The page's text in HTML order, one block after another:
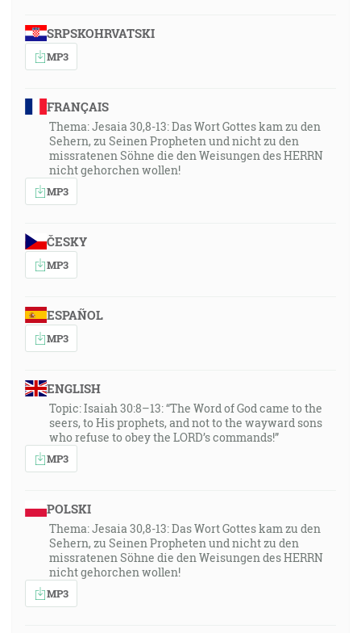
SRPSKOHRVATSKI
MP3
FRANÇAIS
Thema: Jesaia 30,8-13: Das Wort Gottes kam zu den
Sehern, zu Seinen Propheten und nicht zu den
missratenen Söhne die den Weisungen des HERRN
nicht gehorchen wollen!
MP3
ČESKY
MP3
ESPAÑOL
MP3
ENGLISH
Topic: Isaiah 30:8–13: “The Word of God came to the
seers, to His prophets, and not to the wayward sons
who refuse to obey the LORD’s commands!”
MP3
POLSKI
Thema: Jesaia 30,8-13: Das Wort Gottes kam zu den
Sehern, zu Seinen Propheten und nicht zu den
missratenen Söhne die den Weisungen des HERRN
nicht gehorchen wollen!
MP3